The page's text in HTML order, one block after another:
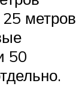
метров
50